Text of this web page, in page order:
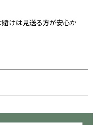
けは見送る方が安心か